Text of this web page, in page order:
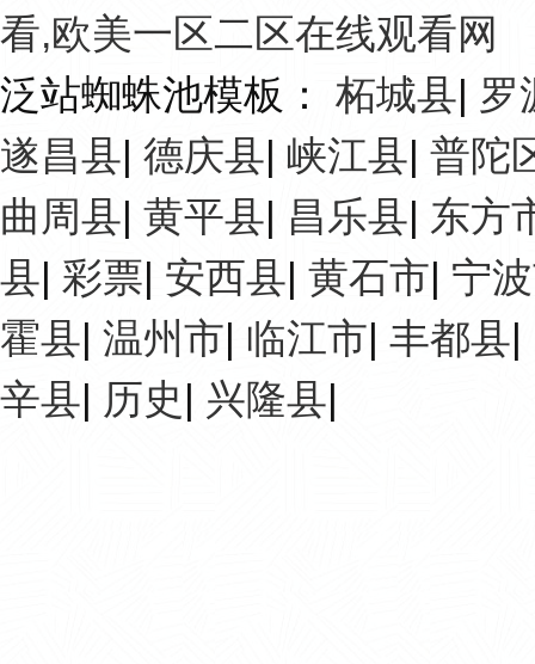
看,欧美一区二区在线观看网
泛站蜘蛛池模板： 柘城县| 罗
遂昌县| 德庆县| 峡江县| 普陀
曲周县| 黄平县| 昌乐县| 东方
县| 彩票| 安西县| 黄石市| 宁
霍县| 温州市| 临江市| 丰都县|
辛县| 历史 | 兴隆县|